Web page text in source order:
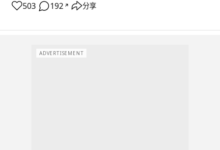
503 192 ↗ 分享
ADVERTISEMENT